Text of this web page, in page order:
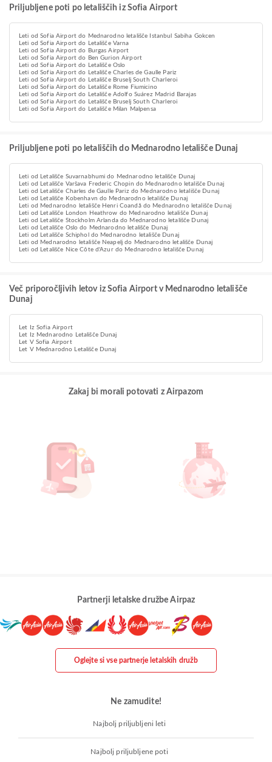
Priljubljene poti po letališčih iz Sofia Airport
Leti od Sofia Airport do Mednarodno letališče Istanbul Sabiha Gokcen
Leti od Sofia Airport do Letališče Varna
Leti od Sofia Airport do Burgas Airport
Leti od Sofia Airport do Ben Gurion Airport
Leti od Sofia Airport do Letališče Oslo
Leti od Sofia Airport do Letališče Charles de Gaulle Pariz
Leti od Sofia Airport do Letališče Bruselj South Charleroi
Leti od Sofia Airport do Letališče Rome Fiumicino
Leti od Sofia Airport do Letališče Adolfo Suárez Madrid Barajas
Leti od Sofia Airport do Letališče Bruselj South Charleroi
Leti od Sofia Airport do Letališče Milan Malpensa
Priljubljene poti po letališčih do Mednarodno letališče Dunaj
Leti od Letališče Suvarnabhumi do Mednarodno letališče Dunaj
Leti od Letališče Varšava Frederic Chopin do Mednarodno letališče Dunaj
Leti od Letališče Charles de Gaulle Pariz do Mednarodno letališče Dunaj
Leti od Letališče Kobenhavn do Mednarodno letališče Dunaj
Leti od Mednarodno letališče Henri Coandă do Mednarodno letališče Dunaj
Leti od Letališče London Heathrow do Mednarodno letališče Dunaj
Leti od Letališče Stockholm Arlanda do Mednarodno letališče Dunaj
Leti od Letališče Oslo do Mednarodno letališče Dunaj
Leti od Letališče Schiphol do Mednarodno letališče Dunaj
Leti od Mednarodno letališče Neapelj do Mednarodno letališče Dunaj
Leti od Letališče Nice Côte d'Azur do Mednarodno letališče Dunaj
Več priporočljivih letov iz Sofia Airport v Mednarodno letališče
Dunaj
Let Iz Sofia Airport
Let Iz Mednarodno Letališče Dunaj
Let V Sofia Airport
Let V Mednarodno Letališče Dunaj
Zakaj bi morali potovati z Airpazom
Partnerji letalske družbe Airpaz
Oglejte si vse partnerje letalskih družb
Ne zamudite!
Najbolj priljubljeni leti
Najbolj priljubljene poti